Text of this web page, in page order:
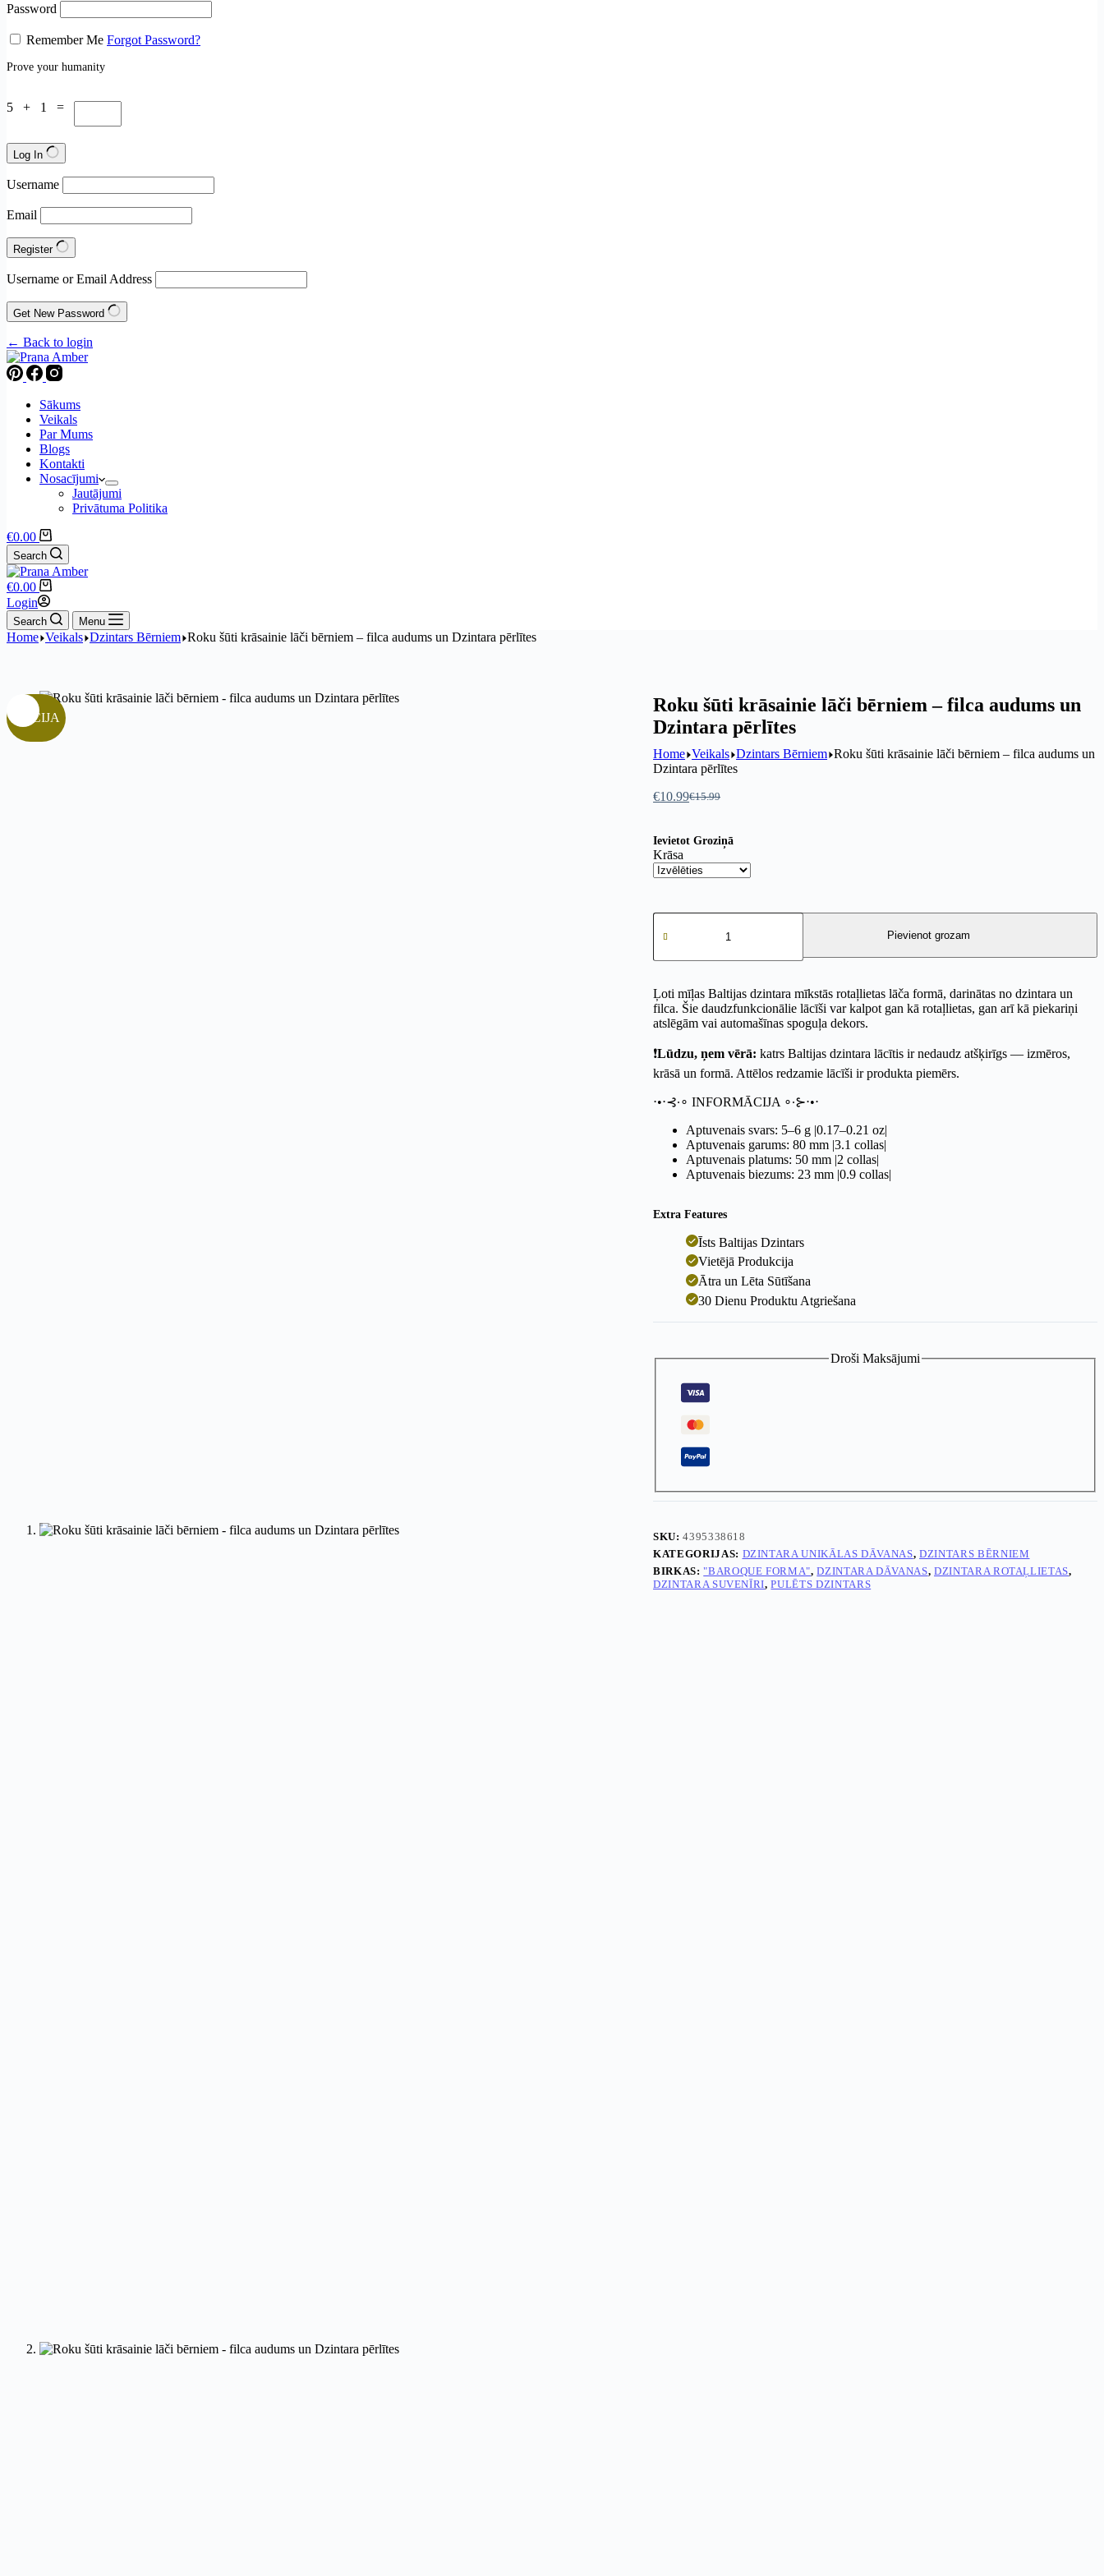
Password
Remember Me Forgot Password?
Prove your humanity
5 + 1 =
Log In
Username
Email
Register
Username or Email Address
Get New Password
← Back to login
Sākums
Veikals
Par Mums
Blogs
Kontakti
Nosacījumi
Jautājumi
Privātuma Politika
Shopping
cart
€0.00
Search
Shopping
cart
€0.00
Login
Search Menu
Home Veikals Dzintars Bērniem Roku šūti krāsainie lāči bērniem – filca audums un Dzintara pērlītes
AKCIJA
Roku šūti krāsainie lāči bērniem – filca audums un
Dzintara pērlītes
Home Veikals Dzintars Bērniem Roku šūti krāsainie lāči bērniem – filca audums un
Dzintara pērlītes
€15.99
Original
€15.99.
€10.99Current
€10.99.
Ievietot Groziņā
Krāsa
Roku
šūti
lāči
-
filca
audums
Dzintara
pērlītes
daudzums
Pievienot grozam
Ļoti mīļas Baltijas dzintara mīkstās rotaļlietas lāča formā, darinātas no dzintara un
filca. Šie daudzfunkcionālie lācīši var kalpot gan kā rotaļlietas, gan arī kā piekariņi
atslēgām vai automašīnas spoguļa dekors.
❗Lūdzu, ņem vērā: katrs Baltijas dzintara lācītis ir nedaudz atšķirīgs — izmēros,
krāsā un formā. Attēlos redzamie lācīši ir produkta piemērs.
⋅•⋅⊰∙∘ INFORMĀCIJA ∘∙⊱⋅•⋅
Aptuvenais svars: 5–6 g |0.17–0.21 oz|
Aptuvenais garums: 80 mm |3.1 collas|
Aptuvenais platums: 50 mm |2 collas|
Aptuvenais biezums: 23 mm |0.9 collas|
Extra Features
Īsts Baltijas Dzintars
Vietējā Produkcija
Ātra un Lēta Sūtīšana
30 Dienu Produktu Atgriešana
Droši Maksājumi
SKU:4395338618
KATEGORIJAS: DZINTARA UNIKĀLAS DĀVANAS,DZINTARS BĒRNIEM
BIRKAS: "BAROQUE FORMA",DZINTARA DĀVANAS,DZINTARA ROTAĻLIETAS,
DZINTARA SUVENĪRI,PULĒTS DZINTARS